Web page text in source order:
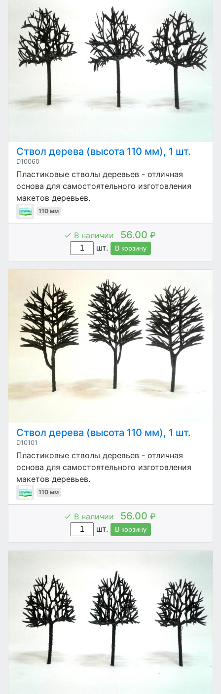
Ствол дерева (высота 110 мм), 1 шт.
D10060
Пластиковые стволы деревьев - отличная
основа для самостоятельного изготовления
макетов деревьев.
110 мм
В наличии 56.00 ₽
шт.
В корзину
Ствол дерева (высота 110 мм), 1 шт.
D10101
Пластиковые стволы деревьев - отличная
основа для самостоятельного изготовления
макетов деревьев.
110 мм
В наличии 56.00 ₽
шт.
В корзину